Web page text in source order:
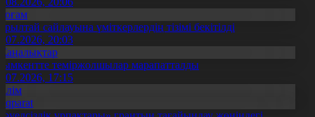
сайлауына үміткерлердің тізімі бекітілді
20:03
теміржолшылар марапатталды
17:15